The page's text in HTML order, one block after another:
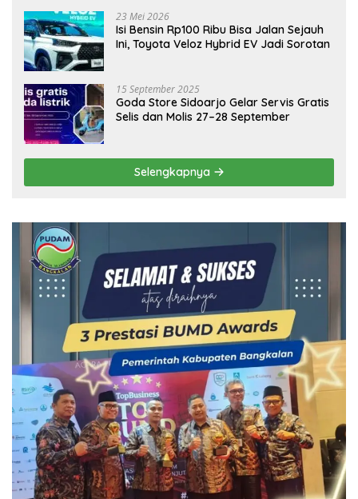
23 Mei 2026
Isi Bensin Rp100 Ribu Bisa Jalan Sejauh
Ini, Toyota Veloz Hybrid EV Jadi Sorotan
15 September 2025
Goda Store Sidoarjo Gelar Servis Gratis
Selis dan Molis 27–28 September
Selengkapnya